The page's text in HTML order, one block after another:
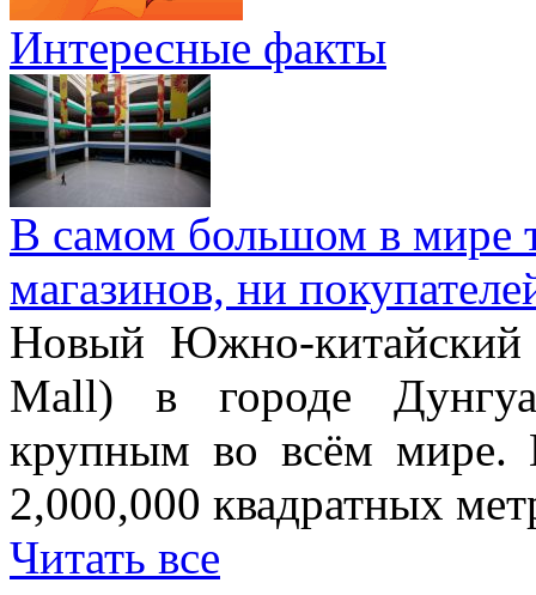
Интересные факты
В самом большом в мире
магазинов, ни
Новый Южно-
Mall) в городе
крупным во всём мире.
2,000,000 квадратных
Читать все